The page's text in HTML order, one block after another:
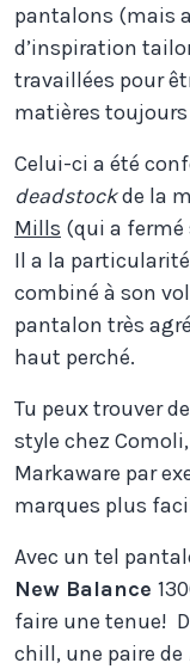
pantalons (mais
d’inspiration
travaillées pour
matières
Celui-ci a été
deadstockde la
Mills (qui a fermé
Il a la
combiné à son
pantalon très
haut perché.
Tu peux trouver
style chez
Markaware par
marques plus
Avec un tel
New Balance
faire une tenue!
chill, une paire de